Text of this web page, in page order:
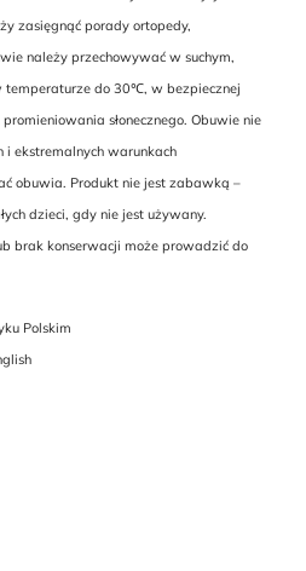
zasięgnąć porady ortopedy,
należy przechowywać w suchym,
temperaturze do 30℃, w bezpiecznej
promieniowania słonecznego. Obuwie nie
i ekstremalnych warunkach
obuwia. Produkt nie jest zabawką –
dzieci, gdy nie jest używany.
brak konserwacji może prowadzić do
Polskim